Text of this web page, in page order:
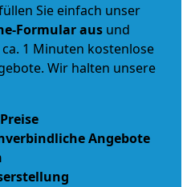
Sie einfach unser
Formular aus und
1 Minuten kostenlose
Wir halten unsere
Angebote